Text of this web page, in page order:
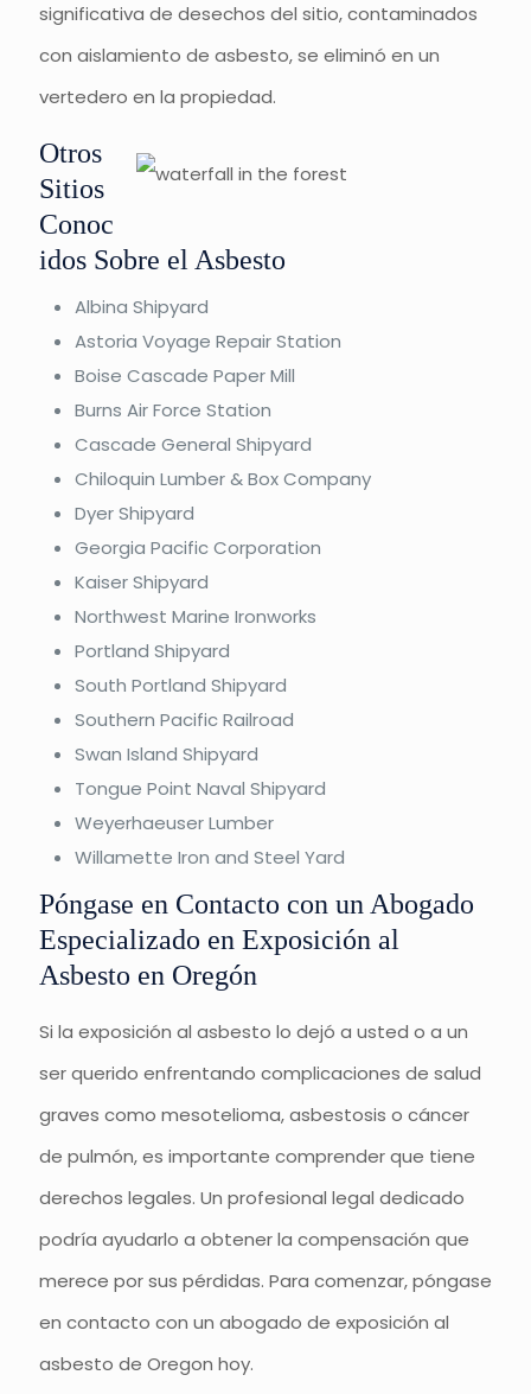
significativa de desechos del sitio, contaminados
con aislamiento de asbesto, se eliminó en un
vertedero en la propiedad.
Otros
Sitios
Conoc
idos Sobre el Asbesto
Albina Shipyard
Astoria Voyage Repair Station
Boise Cascade Paper Mill
Burns Air Force Station
Cascade General Shipyard
Chiloquin Lumber & Box Company
Dyer Shipyard
Georgia Pacific Corporation
Kaiser Shipyard
Northwest Marine Ironworks
Portland Shipyard
South Portland Shipyard
Southern Pacific Railroad
Swan Island Shipyard
Tongue Point Naval Shipyard
Weyerhaeuser Lumber
Willamette Iron and Steel Yard
Póngase en Contacto con un Abogado
Especializado en Exposición al
Asbesto en Oregón
Si la exposición al asbesto lo dejó a usted o a un
ser querido enfrentando complicaciones de salud
graves como mesotelioma, asbestosis o cáncer
de pulmón, es importante comprender que tiene
derechos legales. Un profesional legal dedicado
podría ayudarlo a obtener la compensación que
merece por sus pérdidas. Para comenzar, póngase
en contacto con un abogado de exposición al
asbesto de Oregon hoy.